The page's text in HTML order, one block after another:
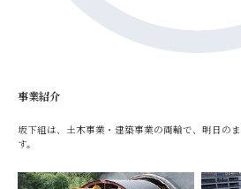
事業紹介
坂下組は、土木事業・建築事業の両輪で、明日の
す。